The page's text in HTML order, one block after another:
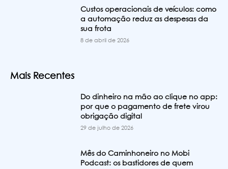
Custos operacionais de veículos: como
a automação reduz as despesas da
sua frota
8 de abril de 2026
Mais Recentes
Do dinheiro na mão ao clique no app:
por que o pagamento de frete virou
obrigação digital
29 de julho de 2026
Mês do Caminhoneiro no Mobi
Podcast: os bastidores de quem